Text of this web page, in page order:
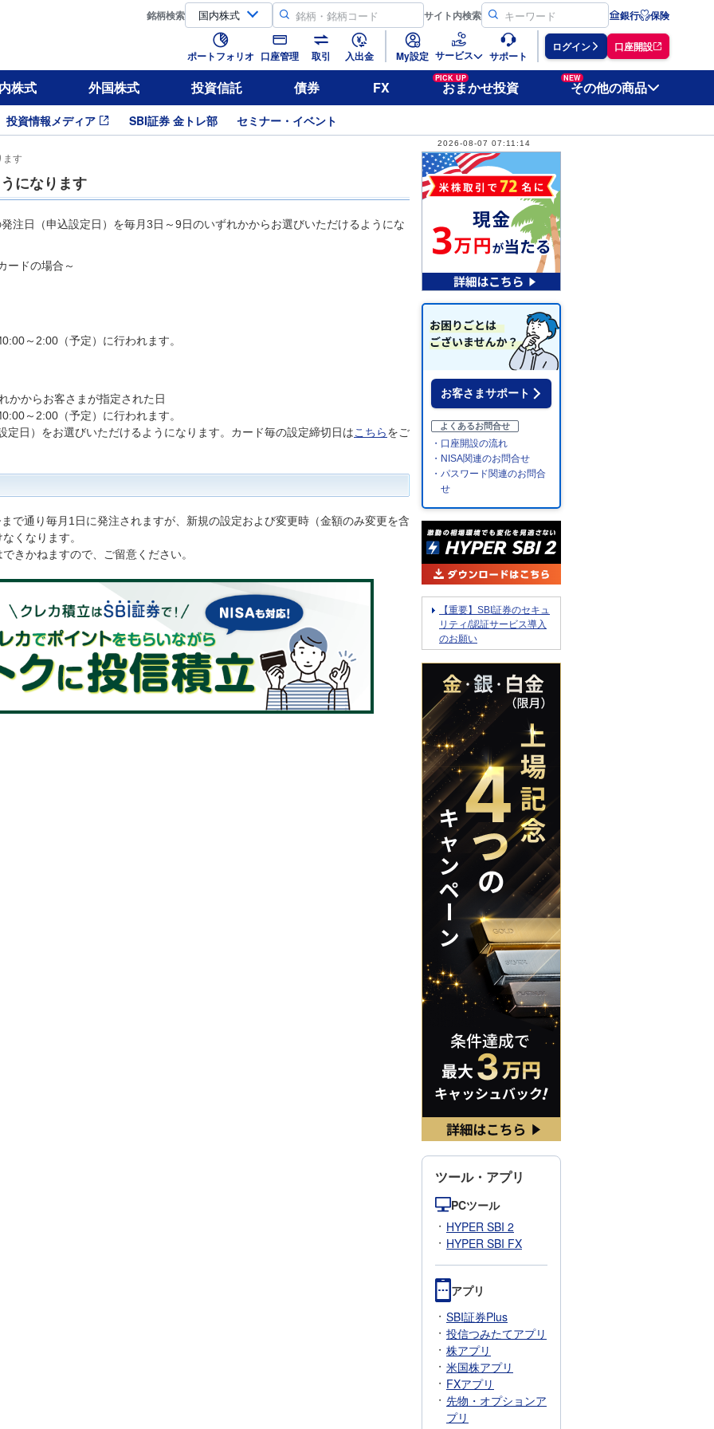
銘柄検索 サイト内検索 銀行 保険
ポートフォリオ 口座管理 取引 入出金 My設定 サービス サポート
ログイン 口座開設
株式 外国株式 投資信託 債券 FX
PICK UP
おまかせ投資
NEW
その他の商品
投資情報メディア SBI証券 金トレ部 セミナー・イベント
2026-08-07 07:11:14
ます
になります
注日（申込設定日）を毎月3日～9日のいずれかからお選びいただけるようにな
ードの場合～
～2:00（予定）に行われます。
かからお客さまが指定された日
～2:00（予定）に行われます。
日）をお選びいただけるようになります。カード毎の設定締切日はこちらをご
で通り毎月1日に発注されますが、新規の設定および変更時（金額のみ変更を含
くなります。
きかねますので、ご留意ください。
お客さまサポート
よくあるお問合せ
・口座開設の流れ
・NISA関連のお問合せ
・パスワード関連のお問合
せ
【重要】SBI証券のセキュ
リティ/認証サービス導入
のお願い
ツール・アプリ
PCツール
HYPER SBI 2
HYPER SBI FX
アプリ
SBI証券Plus
投信つみたてアプリ
株アプリ
米国株アプリ
FXアプリ
先物・オプションア
プリ